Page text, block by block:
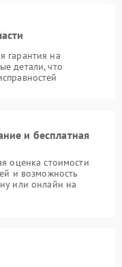
гарантия на
детали, что
и бесплатная
оценка стоимости
и возможность
или онлайн на